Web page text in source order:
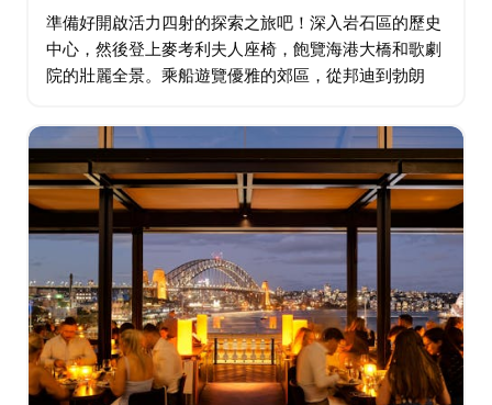
準備好開啟活力四射的探索之旅吧！深入岩石區的歷史
中心，然後登上麥考利夫人座椅，飽覽海港大橋和歌劇
院的壯麗全景。乘船遊覽優雅的郊區，從邦迪到勃朗
水邊享用清涼的早茶。 下午，登上57英尺長的遊艇…